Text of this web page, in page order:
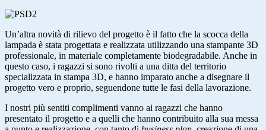
Un’altra novità di rilievo del progetto è il fatto che la scocca della
lampada è stata progettata e realizzata utilizzando una stampante 3D
professionale, in materiale completamente biodegradabile. Anche in
questo caso, i ragazzi si sono rivolti a una ditta del territorio
specializzata in stampa 3D, e hanno imparato anche a disegnare il
progetto vero e proprio, seguendone tutte le fasi della lavorazione.
I nostri più sentiti complimenti vanno ai ragazzi che hanno
presentato il progetto e a quelli che hanno contribuito alla sua messa